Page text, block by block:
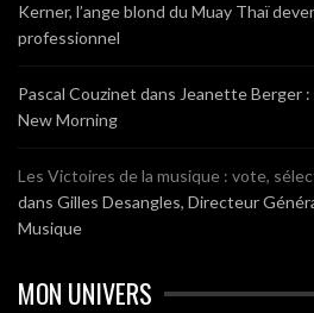
Kerner, l’ange blond du Muay Thaï
professionnel
Pascal Couzinet dans Jeanette Berger :
New Morning
Les Victoires de la musique : vote,
dans Gilles Desangles, Directeur
Musique
MON UNIVERS